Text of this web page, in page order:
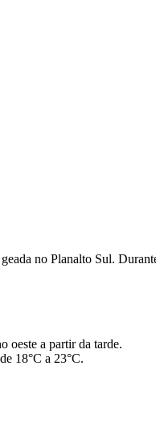
no Planalto Sul.
oeste a partir da tarde.
18°C a 23°C.